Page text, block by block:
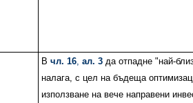
Вчл. 16 ,ал. 3 да отпадне "най-
налага, с цел на бъдеща
използване на вече направени